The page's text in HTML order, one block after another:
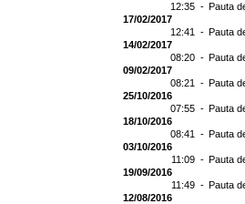
12:35 - Pauta
17/02/2017
12:41 - Pauta
14/02/2017
08:20 - Pauta
09/02/2017
08:21 - Pauta
25/10/2016
07:55 - Pauta
18/10/2016
08:41 - Pauta
03/10/2016
11:09 - Pauta
19/09/2016
11:49 - Pauta
12/08/2016